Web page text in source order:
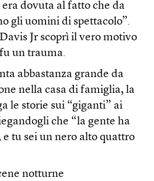
dovuta al fatto che da
gli uomini di spettacolo”.
Jr scoprì il vero motivo
un trauma.
abbastanza grande da
nella casa di famiglia, la
le storie sui “giganti” ai
che “la gente ha
tu sei un nero alto quattro
notturne